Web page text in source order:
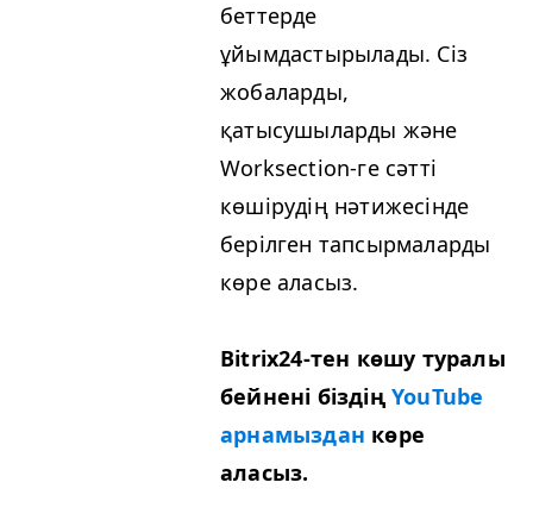
беттерде
ұйымдастырылады. Сіз
жобаларды,
қатысушыларды және
Worksection-ге сәтті
көшірудің нәтижесінде
берілген тапсырмаларды
көре аласыз.
Bitrix24-тен көшу туралы
бейнені біздің YouTube
арнамыздан көре
аласыз.